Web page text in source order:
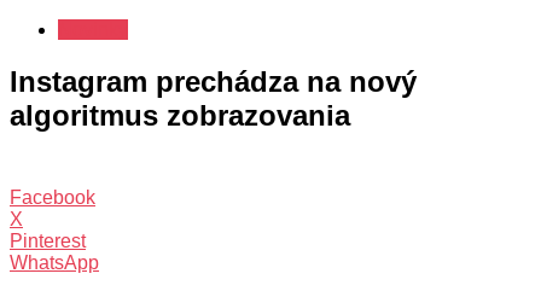
Instagram prechádza na nový
algoritmus zobrazovania
Facebook
X
Pinterest
WhatsApp